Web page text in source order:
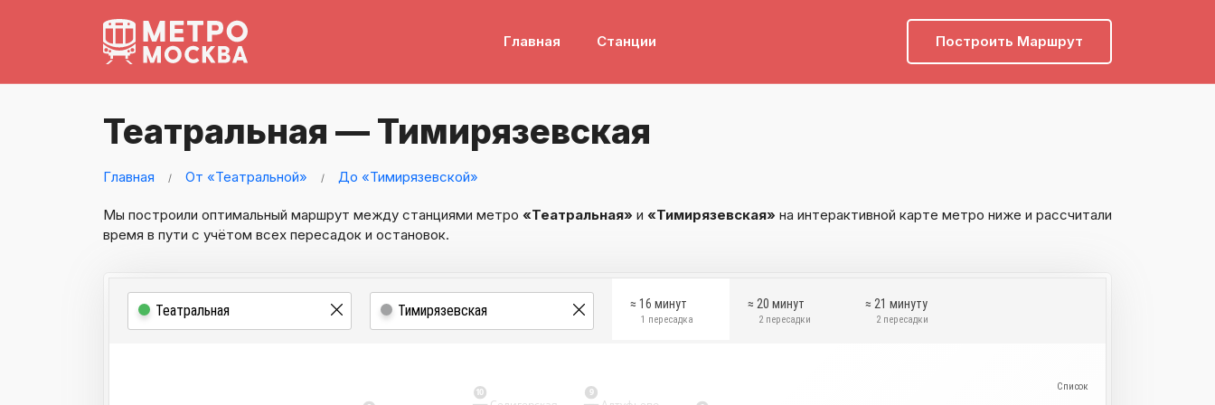
Главная Станции Построить Маршрут
Театральная — Тимирязевская
Главная От «Театральной» До «Тимирязевской»
Мы построили оптимальный маршрут между станциями метро «Театральная» и «Тимирязевская» на интерактивной карте метро ниже и рассчитали
время в пути с учётом всех пересадок и остановок.
≈ 16 минут
1 пересадка
≈ 20 минут
2 пересадки
≈ 21 минуту
2 пересадки
9
10